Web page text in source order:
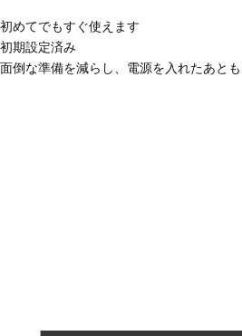
初めてでもすぐ使えます
初期設定済み
面倒な準備を減らし、電源を入れたあと